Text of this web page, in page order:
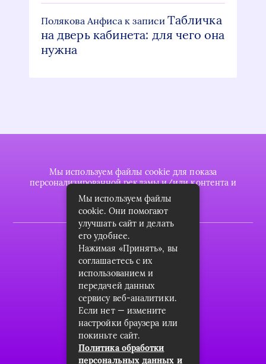
Полякова Анфиса к записиТабличка
на дверь кабинета: для чего она
нужна
Мы используем файлы cookie для показа
персонализированной рекламы и/или контента и
анализа нашего трафика.
2022 © plasttrubkomplekt.ru
Карта сайта
Контакты
О проекте
Пользовательское соглашение
Архив
Мы используем файлы
cookie. Они помогают
улучшать сайт и делать
его удобнее.
Нажимая «Принять», вы
соглашаетесь с их
использованием и
передачей данных
сервису веб-аналитики.
Если нет — измените
настройки браузера или
покиньте сайт.
Политика обработки
персональных данных и